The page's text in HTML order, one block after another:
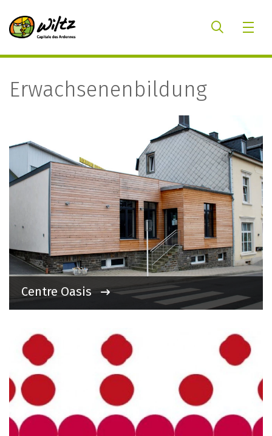
Erwachsenenbildung
Centre Oasis